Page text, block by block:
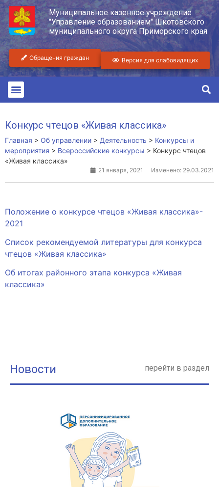
Муниципальное казенное учреждение
"Управление образованием" Шкотовского
муниципального округа Приморского края
Обращения граждан Версия для слабовидящих
Конкурс чтецов «Живая классика»
Главная > Об управлении > Деятельность > Конкурсы и
мероприятия > Всероссийские конкурсы > Конкурс чтецов
«Живая классика»
21 января, 2021 Изменено: 29.03.2021
Положение о конкурсе чтецов «Живая классика»-
2021
Список рекомендуемой литературы для конкурса
чтецов «Живая классика»
Об итогах районного этапа конкурса «Живая
классика»
Новости перейти в раздел